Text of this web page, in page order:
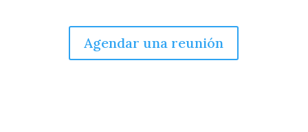
Agendar una reunión